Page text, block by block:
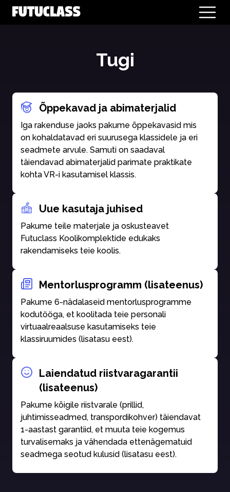
Tugi
Õppekavad ja abimaterjalid
Iga rakenduse jaoks pakume õppekavasid mis
on kohaldatavad eri suurusega klassidele ja eri
seadmete arvule. Samuti on saadaval
täiendavad abimaterjalid parimate praktikate
kohta VR-i kasutamisel klassis.
Uue kasutaja juhised
Pakume teile materjale ja oskusteavet
Futuclass Koolikomplektide edukaks
rakendamiseks teie koolis.
Mentorlusprogramm (lisateenus)
Pakume 6-nädalaseid mentorlusprogramme
kodutööga, et koolitada teie personali
virtuaalreaalsuse kasutamiseks teie
klassiruumides (lisatasu eest).
Laiendatud riistvaragarantii
(lisateenus)
Pakume kõigile riistvarale (prillid,
juhtimisseadmed, transpordikohver) täiendavat
1-aastast garantiid, et muuta teie kogemus
turvalisemaks ja vähendada ettenägematuid
seadmega seotud kulusid (lisatasu eest).